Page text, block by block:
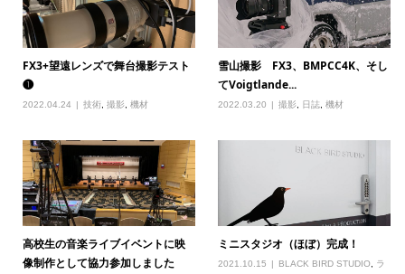
FX3+望遠レンズで舞台撮影テスト
❶
2022.04.24 技術, 撮影, 機材
雪山撮影 FX3、BMPCC4K、そし
てVoigtlande...
2022.03.20 撮影 日誌 ,機材
高校生の音楽ライブイベントに映
像制作として協力参加しました
ミニスタジオ（ほぼ）完成！
2021.10.15 BLACK BIRD STUDIO
ラ